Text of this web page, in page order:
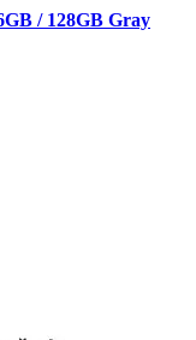
/ 128GB Gray